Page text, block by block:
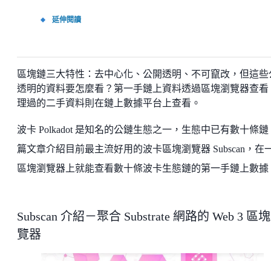
延伸閱讀
區塊鏈三大特性：去中心化、公開透明、不可竄改，但這些
透明的資料要怎麼看？第一手鏈上資料透過區塊瀏覽器查看
理過的二手資料則在鏈上數據平台上查看。
波卡 Polkadot 是知名的公鏈生態之一，生態中已有數十條鏈
篇文章介紹目前最主流好用的波卡區塊瀏覽器 Subscan，在
區塊瀏覽器上就能查看數十條波卡生態鏈的第一手鏈上數據
Subscan 介紹－聚合 Substrate 網路的 Web 3 區
覽器